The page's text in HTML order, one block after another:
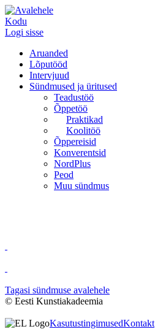
Kodu
Logi sisse
Aruanded
Lõputööd
Intervjuud
Sündmused ja üritused
Teadustöö
Õppetöö
Praktikad
Koolitöö
Õppereisid
Konverentsid
NordPlus
Peod
Muu sündmus
Tagasi sündmuse avalehele
© Eesti Kunstiakadeemia
KasutustingimusedKontakt